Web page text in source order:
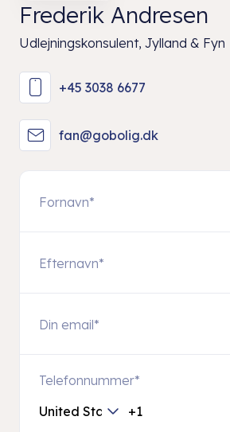
Frederik Andresen
Udlejningskonsulent, Jylland & Fyn
+45 3038 6677
fan@gobolig.dk
Telefonnummer*